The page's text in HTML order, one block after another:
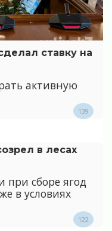
ставку на
активную
139
в лесах
сборе ягод
в условиях
122